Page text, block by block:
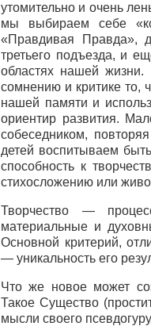
утомительно и очень
мы выбираем себе
«Правдивая Правда»,
третьего подъезда, и
областях нашей жизни.
сомнению и критике то,
нашей памяти и
ориентир развития.
собеседником,
детей воспитываем
способность к
стихосложению или
Творчество —
материальные и
Основной критерий,
— уникальность его
Что же новое может
Такое Существо
мысли своего